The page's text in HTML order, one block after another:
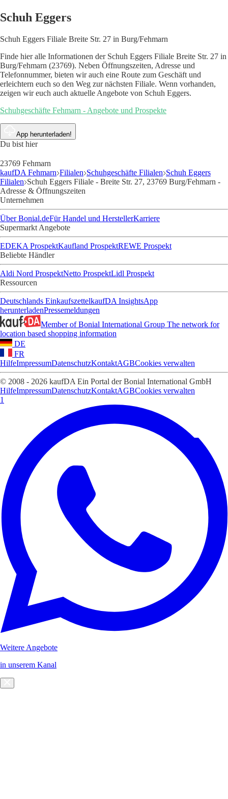
Schuh Eggers
Schuh Eggers Filiale Breite Str. 27 in Burg/Fehmarn
Finde hier alle Informationen der Schuh Eggers Filiale Breite Str. 27 in
Burg/Fehmarn (23769). Neben Öffnungszeiten, Adresse und
Telefonnummer, bieten wir auch eine Route zum Geschäft und
erleichtern euch so den Weg zur nächsten Filiale. Wenn vorhanden,
zeigen wir euch auch aktuelle Angebote von Schuh Eggers.
Schuhgeschäfte Fehmarn - Angebote und Prospekte
App herunterladen!
Du bist hier
23769 Fehmarn
kaufDA Fehmarn Filialen Schuhgeschäfte Filialen Schuh Eggers
Filialen Schuh Eggers Filiale - Breite Str. 27, 23769 Burg/Fehmarn -
Adresse & Öffnungszeiten
Unternehmen
Über Bonial.deFür Handel und HerstellerKarriere
Supermarkt Angebote
EDEKA ProspektKaufland ProspektREWE Prospekt
Beliebte Händler
Aldi Nord ProspektNetto ProspektLidl Prospekt
Ressourcen
Deutschlands EinkaufszettelkaufDA InsightsApp
herunterladenPressemeldungen
Member of Bonial International Group The network for
location based shopping information
DE
FR
HilfeImpressumDatenschutzKontaktAGBCookies verwalten
© 2008 - 2026 kaufDA Ein Portal der Bonial International GmbH
HilfeImpressumDatenschutzKontaktAGBCookies verwalten
1
Weitere Angebote
in unserem Kanal